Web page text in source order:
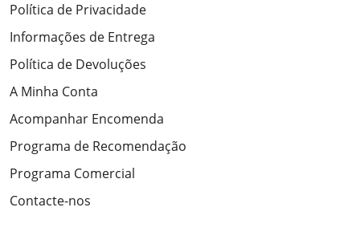
Política de Privacidade
Informações de Entrega
Política de Devoluções
A Minha Conta
Acompanhar Encomenda
Programa de Recomendação
Programa Comercial
Contacte-nos